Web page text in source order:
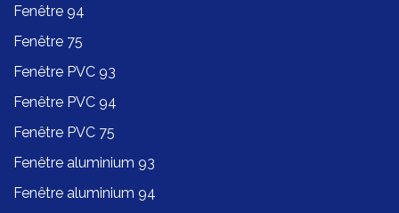
Fenêtre 94
Fenêtre 75
Fenêtre PVC 93
Fenêtre PVC 94
Fenêtre PVC 75
Fenêtre aluminium 93
Fenêtre aluminium 94